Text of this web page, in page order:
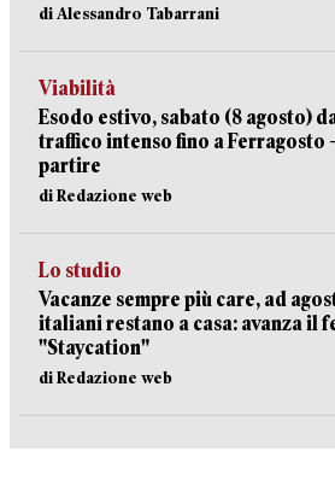
di Alessandro Tabarrani
Viabilità
Esodo estivo, sabato (8 agosto)
traffico intenso fino a Ferragosto
partire
di Redazione web
Lo studio
Vacanze sempre più care, ad
italiani restano a casa: avanza il
"Staycation"
di Redazione web